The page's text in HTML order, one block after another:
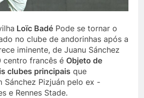
Loïc Badé Pode se tornar o
no clube de andorinhas após a
iminente, de Juanu Sánchez
centro francês é Objeto de
clubes principais que
Sánchez Pizjuán pelo ex -
e Rennes Stade.